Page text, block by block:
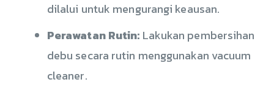
dilalui untuk mengurangi keausan.
Perawatan Rutin: Lakukan pembersihan
debu secara rutin menggunakan vacuum
cleaner.